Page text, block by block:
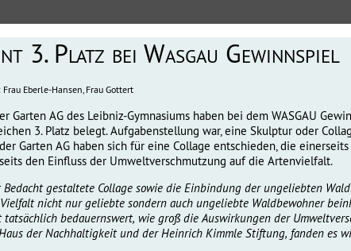
3. Platz bei Wasgau Gewinnspiel
Eberle-Hansen, Frau Gottert
Garten AG des Leibniz-Gymnasiums haben bei dem WASGAU
3. Platz belegt. Aufgabenstellung war, eine Skulptur oder
Garten AG haben sich für eine Collage entschieden, die
den Einfluss der Umweltverschmutzung auf die Artenvielfalt.
gestaltete Collage sowie die Einbindung der ungeliebten
nicht nur geliebte sondern auch ungeliebte Waldbewohner
tatsächlich bedauernswert, wie groß die Auswirkungen der
Haus der Nachhaltigkeit und der Heinrich Kimmle Stiftung, fanden es